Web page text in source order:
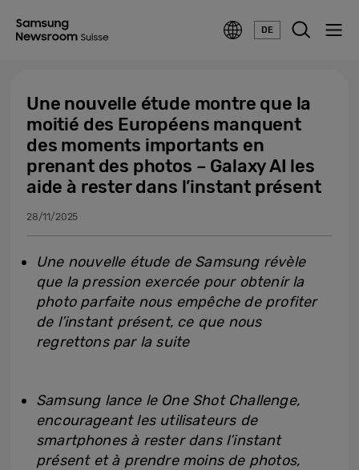
DE
Une nouvelle étude montre que la
moitié des Européens manquent
des moments importants en
prenant des photos – Galaxy AI les
aide à rester dans l’instant présent
28/11/2025
Une nouvelle étude de Samsung révèle
que la pression exercée pour obtenir la
photo parfaite nous empêche de profiter
de l’instant présent, ce que nous
regrettons par la suite
Samsung lance le One Shot Challenge,
encourageant les utilisateurs de
smartphones à rester dans l’instant
présent et à prendre moins de photos,